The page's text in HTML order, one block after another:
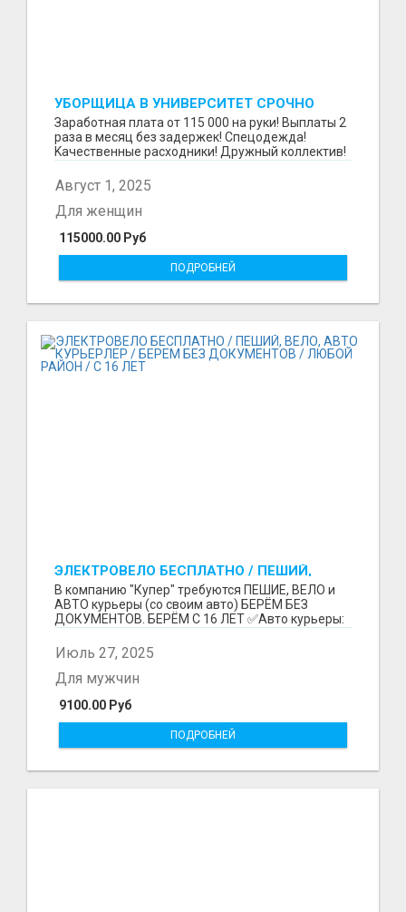
УБОРЩИЦА В УНИВЕРСИТЕТ СРОЧНО
Зaрaбoтнaя платa от 115 000 на руки! Выплаты 2
pазa в меcяц бeз задержек! Cпeцoдeждa!
Kaчественныe рacxoдники! Дpужный коллектив!
В тexникум...
Август 1, 2025
115000.00 Руб
Для женщин
ПОДРОБНЕЙ
ЭЛЕКТРОВЕЛО БЕСПЛАТНО / ПЕШИЙ,
ВЕЛО, АВТО КУРЬЕРЛЕР / БЕРЕМ БЕЗ
ДОКУМЕНТОВ / ЛЮБОЙ РАЙОН / С 16 ЛЕТ
В компанию "Купер" требуются ПЕШИЕ, ВЕЛО и
АВТО курьеры (со своим авто) БЕРЁМ БЕЗ
ДОКУМЕНТОВ. БЕРЁМ С 16 ЛЕТ ✅Авто курьеры:
Июль 27, 2025
9100.00 Руб
Для мужчин
ПОДРОБНЕЙ